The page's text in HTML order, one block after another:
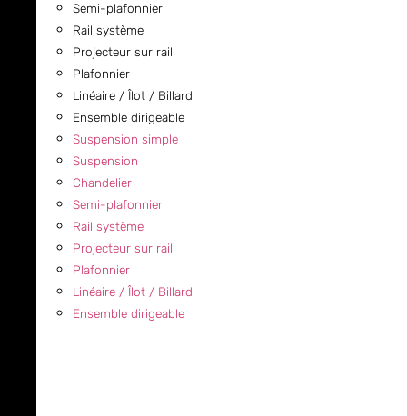
Semi-plafonnier
Rail système
Projecteur sur rail
Plafonnier
Linéaire / Îlot / Billard
Ensemble dirigeable
Suspension simple
Suspension
Chandelier
Semi-plafonnier
Rail système
Projecteur sur rail
Plafonnier
Linéaire / Îlot / Billard
Ensemble dirigeable